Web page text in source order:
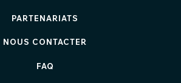
PARTENARIATS
NOUS CONTACTER
FAQ